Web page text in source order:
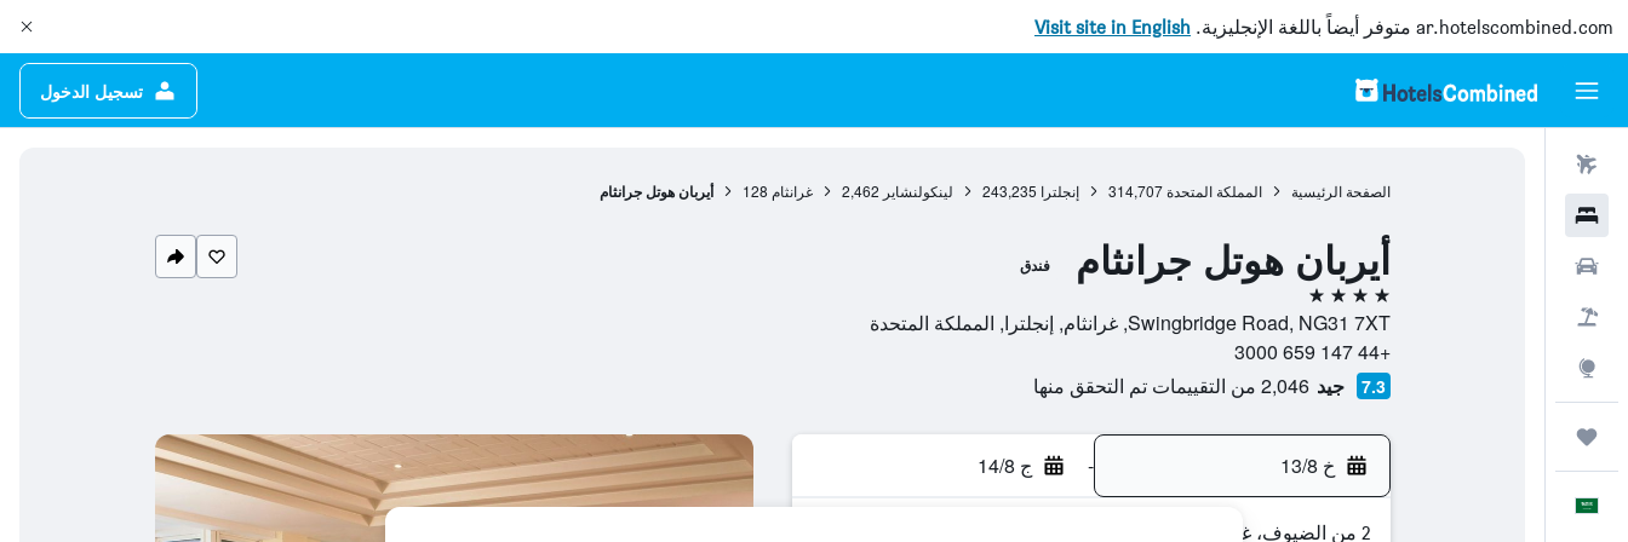
ar.hotelscombined.com متوفر أيضاً باللغة الإنجليزية. Visit site in English
تسجيل الدخول
الصفحة الرئيسية المملكة المتحدة 314,707 إنجلترا 243,235 لينكولنشاير 2,462 غرانثام 128 أيربان هوتل جرانثام
أيربان هوتل جرانثام فندق
4 نجوم
Swingbridge Road, NG31 7XT, غرانثام, إنجلترا, المملكة المتحدة
+44 147 659 3000
7.3 جيد 2,046 من التقييمات تم التحقق منها
خ 13/8 - ج 14/8
2 من الضيوف، غرفة واحدة